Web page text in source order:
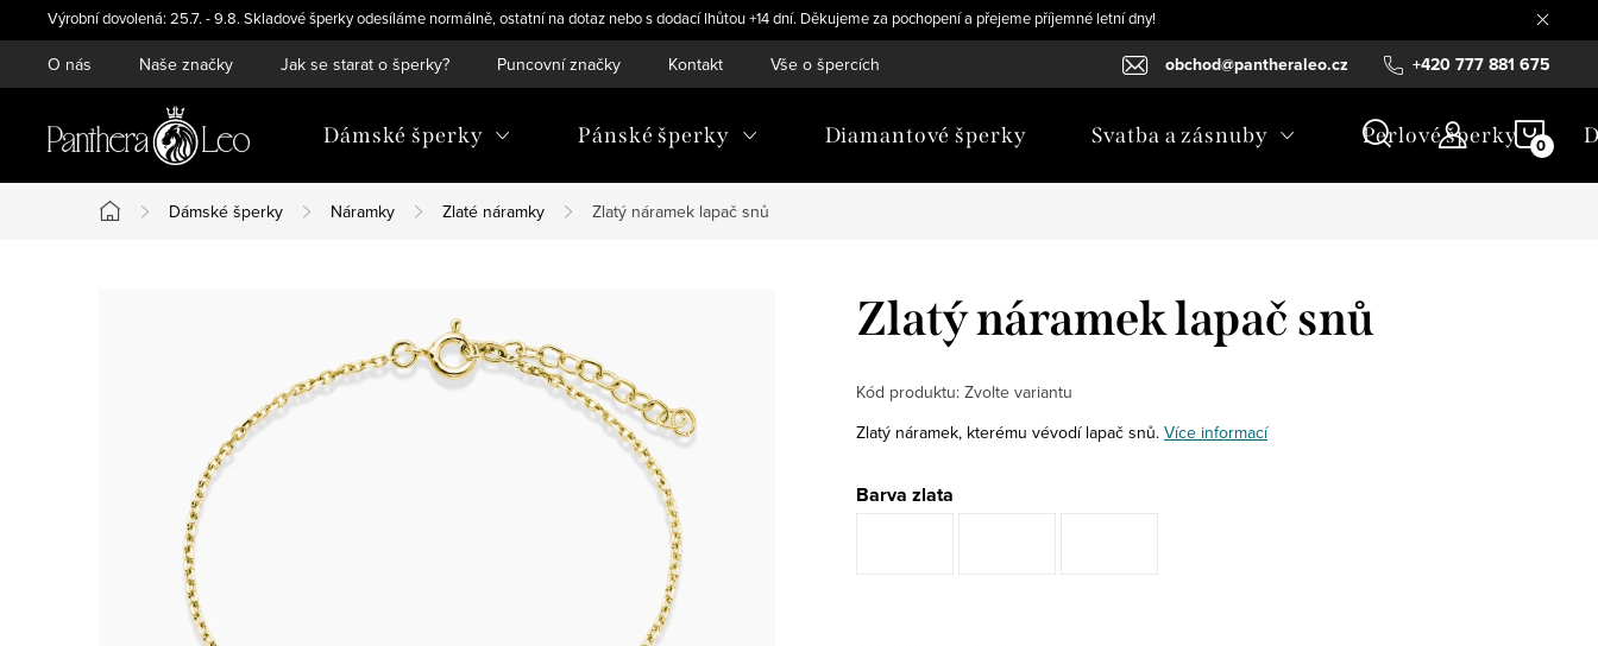
na
obsah
Výrobní dovolená: 25.7. - 9.8. Skladové šperky odesíláme normálně, ostatní na dotaz nebo s dodací lhůtou +14 dní. Děkujeme za pochopení a přejeme příjemné letní dny!
+420 777 881 675
obchod@pantheraleo.cz
O nás Naše značky Jak se starat o šperky? Puncovní značky Kontakt Vše o špercích
Dámské šperky Pánské šperky Diamantové šperky Svatba a zásnuby Perlové šperky
Domů
Dámské šperky Náramky Zlaté náramky Zlatý náramek lapač snů
Zlatý náramek lapač snů
Kód produktu: Zvolte variantu
Zlatý náramek, kterému vévodí lapač snů. Více informací
Barva zlata